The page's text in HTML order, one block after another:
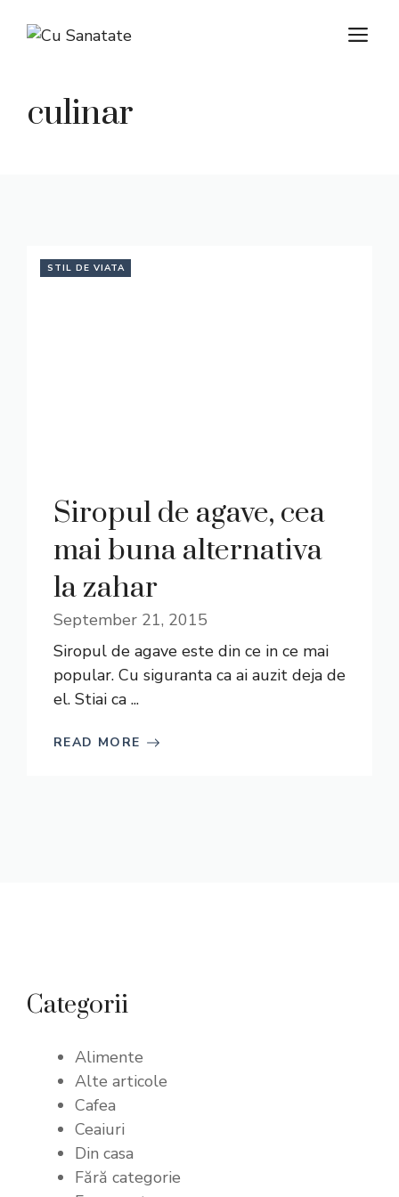
culinar
STIL DE VIATA
Siropul de agave, cea
mai buna alternativa
la zahar
September 21, 2015
Siropul de agave este din ce in ce mai
popular. Cu siguranta ca ai auzit deja de
el. Stiai ca ...
READ MORE
Categorii
Alimente
Alte articole
Cafea
Ceaiuri
Din casa
Fără categorie